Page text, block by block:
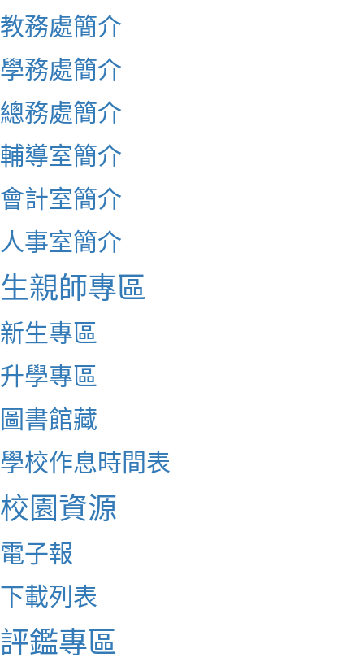
教務處簡介
學務處簡介
總務處簡介
輔導室簡介
會計室簡介
人事室簡介
生親師專區
新生專區
升學專區
圖書館藏
學校作息時間表
校園資源
電子報
下載列表
評鑑專區